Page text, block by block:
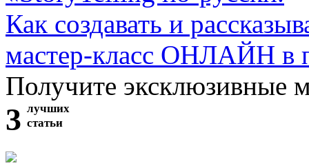
Как создавать и
мастер-класс ОНЛАЙН в
Получите эксклюзивные
3 лучших
статьи